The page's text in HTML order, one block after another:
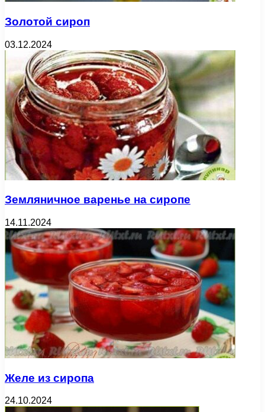
Золотой сироп
03.12.2024
Земляничное варенье на сиропе
14.11.2024
Желе из сиропа
24.10.2024